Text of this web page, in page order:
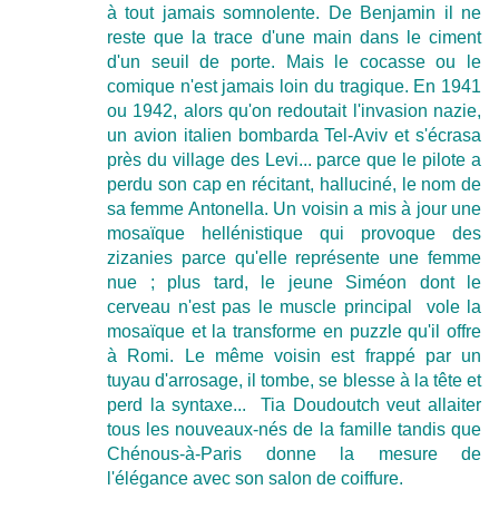
à tout jamais somnolente. De Benjamin il ne
reste que la trace d'une main dans le ciment
d'un seuil de porte. Mais le cocasse ou le
comique n'est jamais loin du tragique. En 1941
ou 1942, alors qu'on redoutait l'invasion nazie,
un avion italien bombarda Tel-Aviv et s'écrasa
près du village des Levi... parce que le pilote a
perdu son cap en récitant, halluciné, le nom de
sa femme Antonella. Un voisin a mis à jour une
mosaïque hellénistique qui provoque des
zizanies parce qu'elle représente une femme
nue ; plus tard, le jeune Siméon dont le
cerveau n'est pas le muscle principal vole la
mosaïque et la transforme en puzzle qu'il offre
à Romi. Le même voisin est frappé par un
tuyau d'arrosage, il tombe, se blesse à la tête et
perd la syntaxe... Tia Doudoutch veut allaiter
tous les nouveaux-nés de la famille tandis que
Chénous-à-Paris donne la mesure de
l'élégance avec son salon de coiffure.